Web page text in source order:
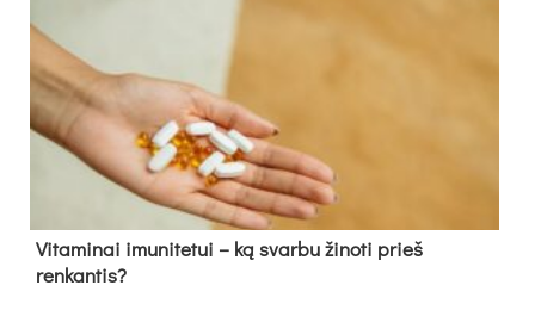
Vitaminai imunitetui – ką svarbu žinoti prieš
renkantis?